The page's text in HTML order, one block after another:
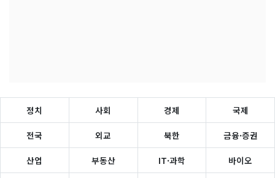
정치 사회 경제 국제
전국 외교 북한 금융·증권
산업 부동산 IT·과학 바이오